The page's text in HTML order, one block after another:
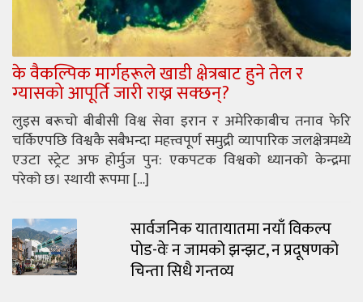
के वैकल्पिक मार्गहरूले खाडी क्षेत्रबाट हुने तेल र
ग्यासको आपूर्ति जारी राख्न सक्छन्?
लुइस बरूचो बीबीसी विश्व सेवा इरान र अमेरिकाबीच तनाव फेरि
चर्किएपछि विश्वकै सबैभन्दा महत्त्वपूर्ण समुद्री व्यापारिक जलक्षेत्रमध्ये
एउटा स्ट्रेट अफ होर्मुज पुन: एकपटक विश्वको ध्यानको केन्द्रमा
परेको छ। स्थायी रूपमा […]
सार्वजनिक यातायातमा नयाँ विकल्प
पोड-वेः न जामको झन्झट, न प्रदूषणको
चिन्ता सिधै गन्तव्य